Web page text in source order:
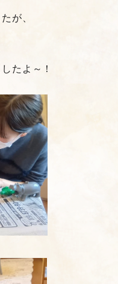
が、
たよ～！